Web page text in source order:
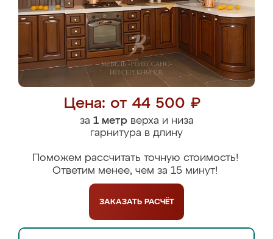
Цена: от 44 500 ₽
за 1 метрверха и низа
гарнитура в длину
Поможем рассчитать точную стоимость!
Ответим менее, чем за 15 минут!
ЗАКАЗАТЬ РАСЧЁТ